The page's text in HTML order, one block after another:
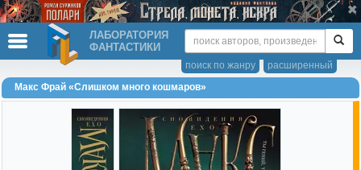
ЛАБОРАТОРИЯ
ФАНТАСТИКИ
расширенный
поиск по жанру
Макс Фрай «Слишком много кошмаров»